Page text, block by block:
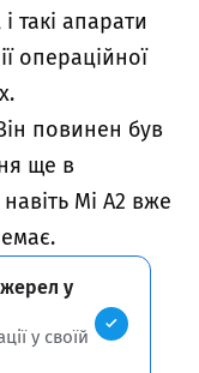
такі апарати
операційної
повинен був
ще в
Mi A2 вже
у
у своїй